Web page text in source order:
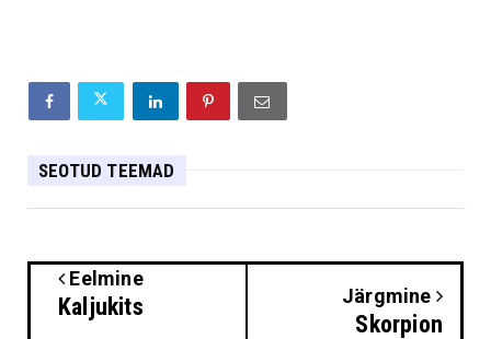
SEOTUD TEEMAD
Eelmine
Kaljukits Järgmine
Skorpion